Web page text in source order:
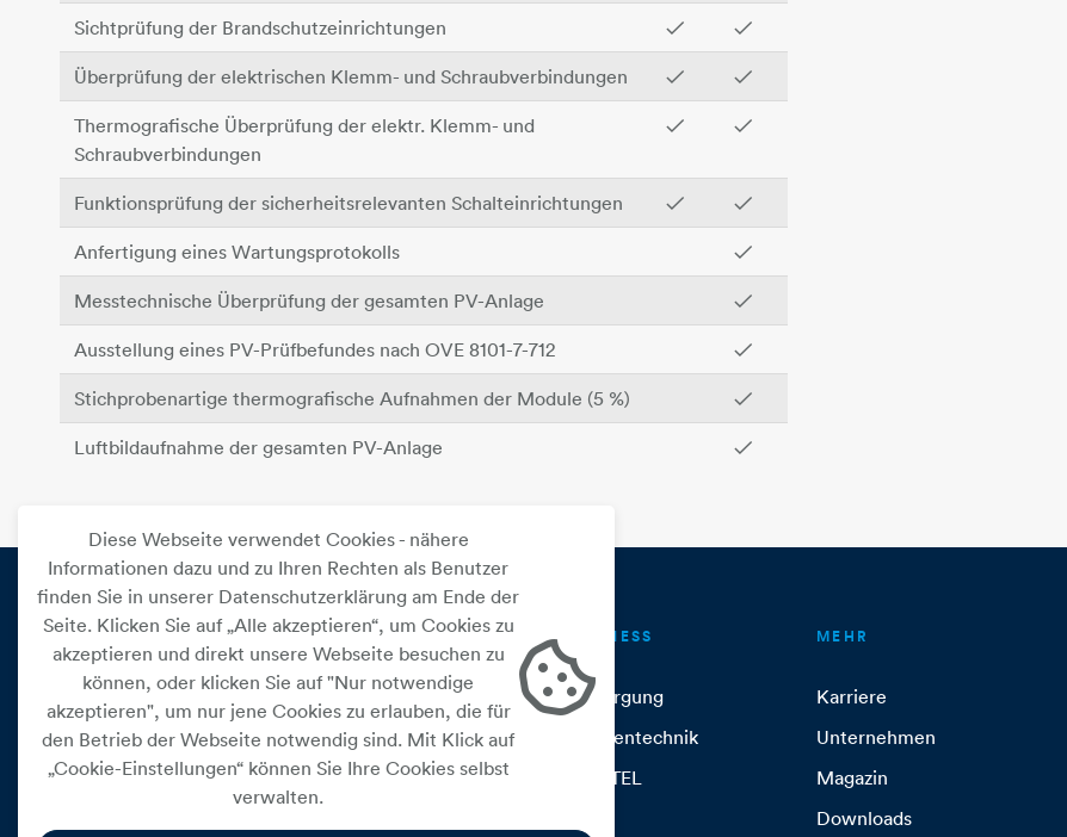
Sichtprüfung der Brandschutzeinrichtungen ✓ ✓
Überprüfung der elektrischen Klemm- und Schraubverbindungen ✓ ✓
Thermografische Überprüfung der elektr. Klemm- und
Schraubverbindungen
✓ ✓
Funktionsprüfung der sicherheitsrelevanten Schalteinrichtungen ✓ ✓
Anfertigung eines Wartungsprotokolls ✓
Messtechnische Überprüfung der gesamten PV-Anlage ✓
Ausstellung eines PV-Prüfbefundes nach OVE 8101-7-712 ✓
Stichprobenartige thermografische Aufnahmen der Module (5 %) ✓
Luftbildaufnahme der gesamten PV-Anlage ✓
PRIVAT
Versorgung
Leistungen
Kundenservice
BUSINESS
Versorgung
Anlagentechnik
ITandTEL
MEHR
Karriere
Unternehmen
Magazin
Downloads
Diese Webseite verwendet Cookies - nähere
Informationen dazu und zu Ihren Rechten als Benutzer
finden Sie in unserer Datenschutzerklärung am Ende der
Seite. Klicken Sie auf „Alle akzeptieren“, um Cookies zu
akzeptieren und direkt unsere Webseite besuchen zu
können, oder klicken Sie auf "Nur notwendige
akzeptieren", um nur jene Cookies zu erlauben, die für
den Betrieb der Webseite notwendig sind. Mit Klick auf
„Cookie-Einstellungen“ können Sie Ihre Cookies selbst
verwalten.